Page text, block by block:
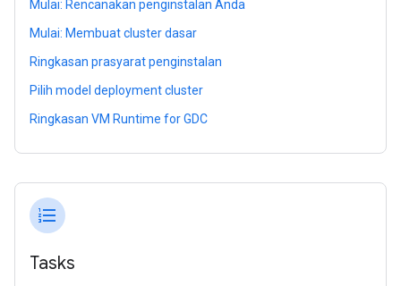
Mulai: Rencanakan penginstalan Anda
Mulai: Membuat cluster dasar
Ringkasan prasyarat penginstalan
Pilih model deployment cluster
Ringkasan VM Runtime for GDC
format_list_numbered
Tasks